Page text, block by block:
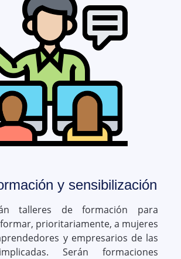
y sensibilización
talleres de formación para
prioritariamente, a mujeres
y empresarios de las
Serán formaciones